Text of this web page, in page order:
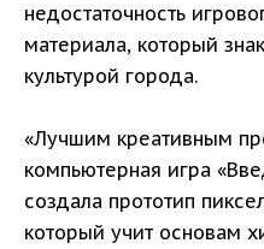
недостаточность
материала, который
культурой города.
«Лучшим креативным
компьютерная игра
создала прототип
который учит основам